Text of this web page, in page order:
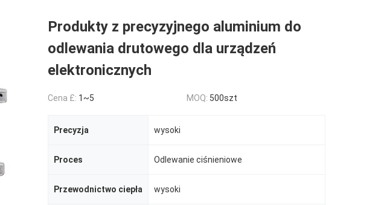
Produkty z precyzyjnego aluminium do
odlewania drutowego dla urządzeń
elektronicznych
Cena £: 1~5 MOQ: 500szt
Precyzja wysoki
Proces Odlewanie ciśnieniowe
Przewodnictwo ciepła wysoki